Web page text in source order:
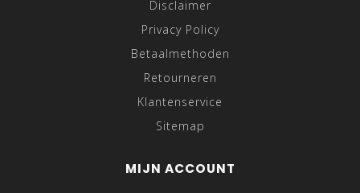
Disclaimer
Privacy Policy
Betaalmethoden
Retourneren
Klantenservice
Sitemap
MIJN ACCOUNT